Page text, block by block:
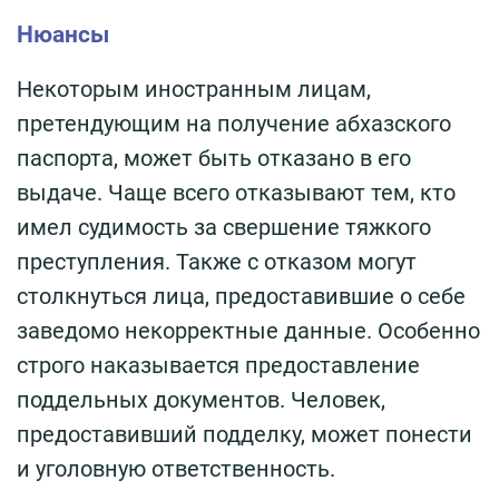
Нюансы
Некоторым иностранным лицам,
претендующим на получение абхазского
паспорта, может быть отказано в его
выдаче. Чаще всего отказывают тем, кто
имел судимость за свершение тяжкого
преступления. Также с отказом могут
столкнуться лица, предоставившие о себе
заведомо некорректные данные. Особенно
строго наказывается предоставление
поддельных документов. Человек,
предоставивший подделку, может понести
и уголовную ответственность.